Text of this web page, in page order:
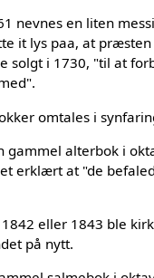
nevnes en liten
it lys paa, at
solgt i 1730, "til at
omtales i
gammel alterbok i
erklært at "de
eller 1843 ble
på nytt.